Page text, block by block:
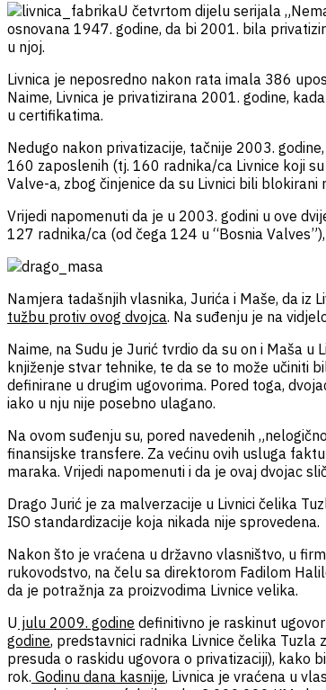
U četvrtom dijelu serijala
osnovana 1947. godine, da bi 2001. bila
u njoj.
Livnica je neposredno nakon rata imala 386
Naime, Livnica je privatizirana 2001. godine,
u certifikatima.
Nedugo nakon privatizacije, tačnije 2003.
160 zaposlenih (tj. 160 radnika/ca Livnice koji
Valve-a, zbog činjenice da su Livnici bili blokirani
Vrijedi napomenuti da je u 2003. godini u ove
127 radnika/ca (od čega 124 u “Bosnia
Namjera tadašnjih vlasnika, Jurića i Maše, da iz
tužbu protiv ovog dvojca. Na suđenju je na
Naime, na Sudu je Jurić tvrdio da su on i Maša
knjiženje stvar tehnike, te da se to može učiniti
definirane u drugim ugovorima. Pored toga,
iako u nju nije posebno ulagano.
Na ovom suđenju su, pored navedenih
finansijske transfere. Za većinu ovih usluga
maraka. Vrijedi napomenuti i da je ovaj dvojac
Drago Jurić je za malverzacije u Livnici čelika
ISO standardizacije koja nikada nije sprovedena.
Nakon što je vraćena u državno vlasništvo, u
rukovodstvo, na čelu sa direktorom Fadilom
da je potražnja za proizvodima Livnice velika.
U julu 2009. godine definitivno je raskinut
godine, predstavnici radnika Livnice čelika
presuda o raskidu ugovora o privatizaciji), kako
rok. Godinu dana kasnije, Livnica je vraćena u